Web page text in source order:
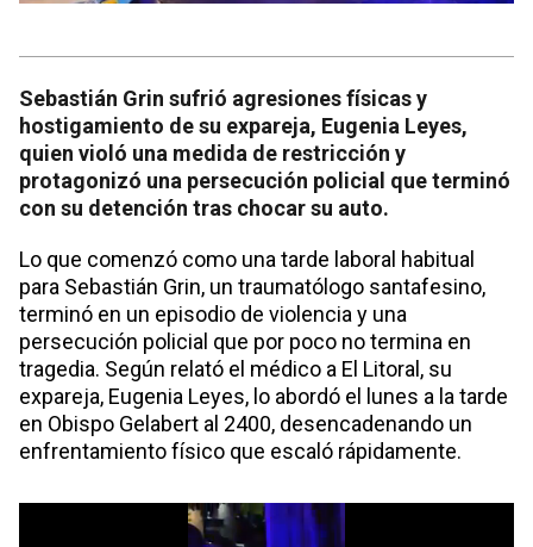
Sebastián Grin sufrió agresiones físicas y
hostigamiento de su expareja, Eugenia Leyes,
quien violó una medida de restricción y
protagonizó una persecución policial que terminó
con su detención tras chocar su auto.
Lo que comenzó como una tarde laboral habitual
para Sebastián Grin, un traumatólogo santafesino,
terminó en un episodio de violencia y una
persecución policial que por poco no termina en
tragedia. Según relató el médico a El Litoral, su
expareja, Eugenia Leyes, lo abordó el lunes a la tarde
en Obispo Gelabert al 2400, desencadenando un
enfrentamiento físico que escaló rápidamente.